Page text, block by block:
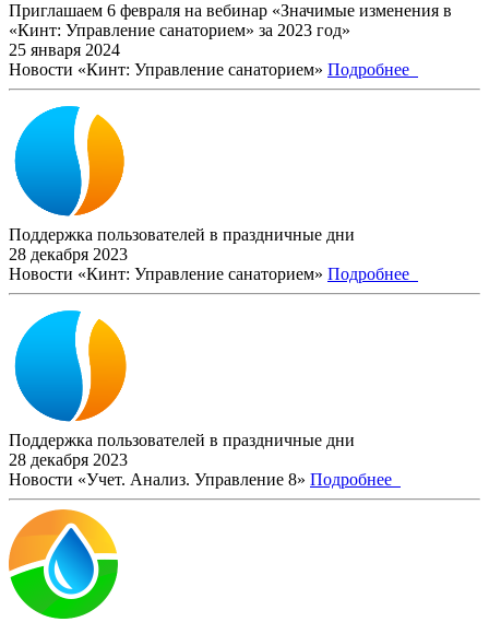
Приглашаем 6 февраля на вебинар «Значимые изменения в
«Кинт: Управление санаторием» за 2023 год»
25 января 2024
Новости «Кинт: Управление санаторием» Подробнее
Поддержка пользователей в праздничные дни
28 декабря 2023
Новости «Кинт: Управление санаторием» Подробнее
Поддержка пользователей в праздничные дни
28 декабря 2023
Новости «Учет. Анализ. Управление 8» Подробнее